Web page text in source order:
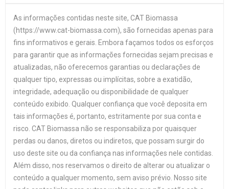
As informações contidas neste site, CAT Biomassa
(https://www.cat-biomassa.com), são fornecidas apenas para
fins informativos e gerais. Embora façamos todos os esforços
para garantir que as informações fornecidas sejam precisas e
atualizadas, não oferecemos garantias ou declarações de
qualquer tipo, expressas ou implícitas, sobre a exatidão,
integridade, adequação ou disponibilidade de qualquer
conteúdo exibido. Qualquer confiança que você deposita em
tais informações é, portanto, estritamente por sua conta e
risco. CAT Biomassa não se responsabiliza por quaisquer
perdas ou danos, diretos ou indiretos, que possam surgir do
uso deste site ou da confiança nas informações nele contidas.
Além disso, nos reservamos o direito de alterar ou atualizar o
conteúdo a qualquer momento, sem aviso prévio. Nosso site